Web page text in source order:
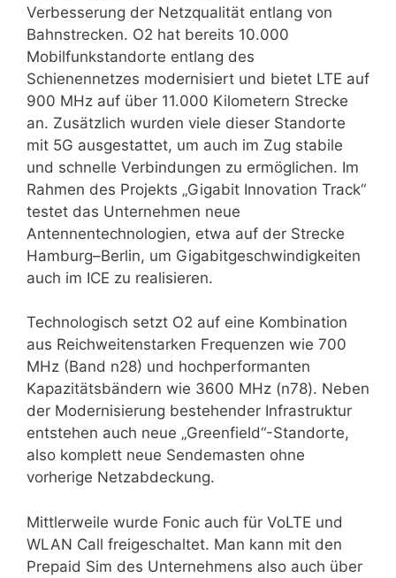
Verbesserung der Netzqualität entlang von
Bahnstrecken. O2 hat bereits 10.000
Mobilfunkstandorte entlang des
Schienennetzes modernisiert und bietet LTE auf
900 MHz auf über 11.000 Kilometern Strecke
an. Zusätzlich wurden viele dieser Standorte
mit 5G ausgestattet, um auch im Zug stabile
und schnelle Verbindungen zu ermöglichen. Im
Rahmen des Projekts „Gigabit Innovation Track“
testet das Unternehmen neue
Antennentechnologien, etwa auf der Strecke
Hamburg–Berlin, um Gigabitgeschwindigkeiten
auch im ICE zu realisieren.
Technologisch setzt O2 auf eine Kombination
aus Reichweitenstarken Frequenzen wie 700
MHz (Band n28) und hochperformanten
Kapazitätsbändern wie 3600 MHz (n78). Neben
der Modernisierung bestehender Infrastruktur
entstehen auch neue „Greenfield“-Standorte,
also komplett neue Sendemasten ohne
vorherige Netzabdeckung.
Mittlerweile wurde Fonic auch für VoLTE und
WLAN Call freigeschaltet. Man kann mit den
Prepaid Sim des Unternehmens also auch über